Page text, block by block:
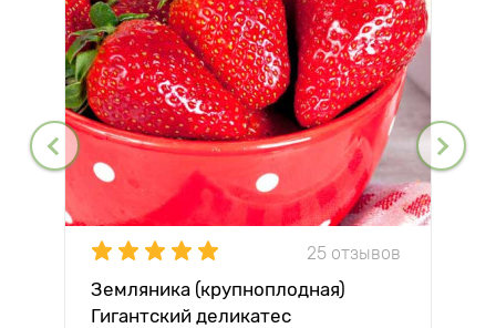
25 отзывов
Земляника (крупноплодная)
Гигантский деликатес